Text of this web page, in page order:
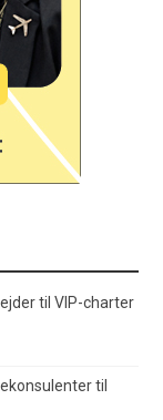
til VIP-charter
til